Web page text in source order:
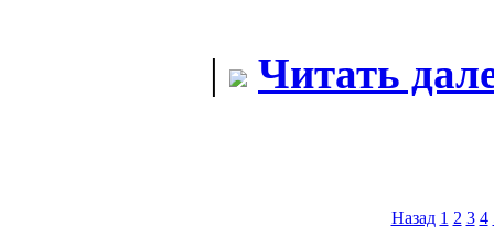
| Читать
Назад 1 2 3 4